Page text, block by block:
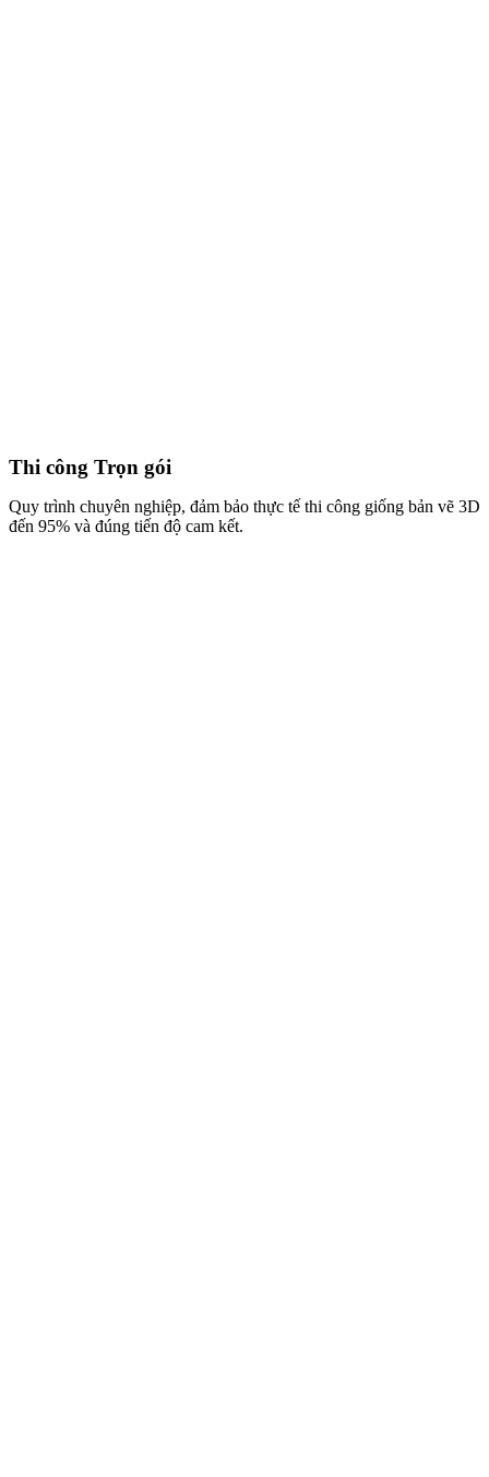
Thi công Trọn gói
Quy trình chuyên nghiệp, đảm bảo thực tế thi công giống bản vẽ 3D
đến 95% và đúng tiến độ cam kết.